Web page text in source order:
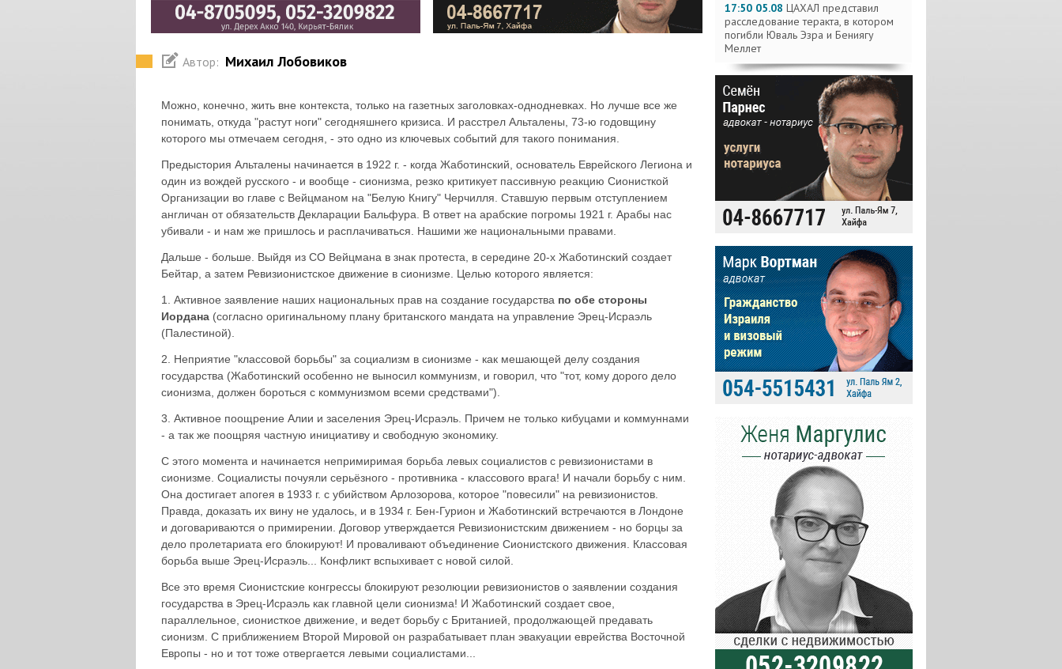
Автор: Михаил Лобовиков
Можно, конечно, жить вне контекста, только на газетных заголовках-однодневках. Но лучше все же
понимать, откуда "растут ноги" сегодняшнего кризиса. И расстрел Альталены, 73-ю годовщину
которого мы отмечаем сегодня, - это одно из ключевых событий для такого понимания.
Предыстория Альталены начинается в 1922 г. - когда Жаботинский, основатель Еврейского Легиона и
один из вождей русского - и вообще - сионизма, резко критикует пассивную реакцию Сионисткой
Организации во главе с Вейцманом на "Белую Книгу" Черчилля. Ставшую первым отступлением
англичан от обязательств Декларации Бальфура. В ответ на арабские погромы 1921 г. Арабы нас
убивали - и нам же пришлось и расплачиваться. Нашими же национальными правами.
Дальше - больше. Выйдя из СО Вейцмана в знак протеста, в середине 20-х Жаботинский создает
Бейтар, а затем Ревизионистское движение в сионизме. Целью которого является:
1. Активное заявление наших национальных прав на создание государства по обе стороны
Иордана (согласно оригинальному плану британского мандата на управление Эрец-Исраэль
(Палестиной).
2. Неприятие "классовой борьбы" за социализм в сионизме - как мешающей делу создания
государства (Жаботинский особенно не выносил коммунизм, и говорил, что "тот, кому дорого дело
сионизма, должен бороться с коммунизмом всеми средствами").
3. Активное поощрение Алии и заселения Эрец-Исраэль. Причем не только кибуцами и коммуннами
- а так же поощряя частную инициативу и свободную экономику.
С этого момента и начинается непримиримая борьба левых социалистов с ревизионистами в
сионизме. Социалисты почуяли серьёзного - противника - классового врага! И начали борьбу с ним.
Она достигает апогея в 1933 г. с убийством Арлозорова, которое "повесили" на ревизионистов.
Правда, доказать их вину не удалось, и в 1934 г. Бен-Гурион и Жаботинский встречаются в Лондоне
и договариваются о примирении. Договор утверждается Ревизионистским движением - но борцы за
дело пролетариата его блокируют! И проваливают объединение Сионистского движения. Классовая
борьба выше Эрец-Исраэль... Конфликт вспыхивает с новой силой.
Все это время Сионистские конгрессы блокируют резолюции ревизионистов о заявлении создания
государства в Эрец-Исраэль как главной цели сионизма! И Жаботинский создает свое,
параллельное, сионисткое движение, и ведет борьбу с Британией, продолжающей предавать
сионизм. С приближением Второй Мировой он разрабатывает план эвакуации еврейства Восточной
Европы - но и тот тоже отвергается левыми социалистами...
17:50 05.08 ЦАХАЛ представил
расследование теракта, в котором
погибли Юваль Эзра и Бениягу
Меллет